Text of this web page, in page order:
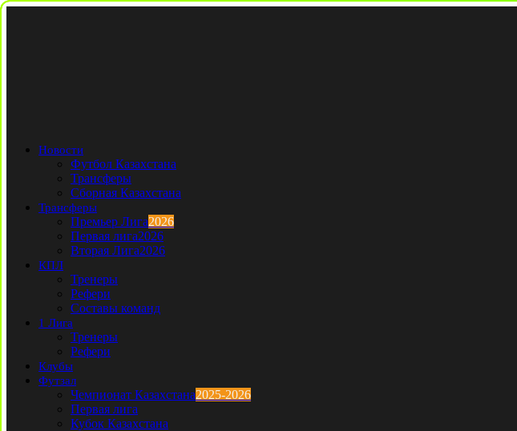
Новости
Футбол Казахстана
Трансферы
Сборная Казахстана
Трансферы
Премьер Лига2026
Первая лига2026
Вторая Лига2026
КПЛ
Тренеры
Рефери
Составы команд
1 Лига
Тренеры
Рефери
Клубы
Футзал
Чемпионат Казахстана2025-2026
Первая лига
Кубок Казахстана